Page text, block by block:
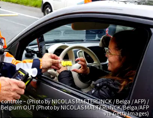
controle – (Photo by NICOLAS MAETERLINCK / Belga / AFP) /
Belgium OUT (Photo by NICOLAS MAETERLINCK/Belga/AFP
via Getty Images)